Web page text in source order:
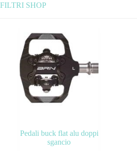
FILTRI SHOP
Categorie prodotto
ABBIGLIAMENTO
ACCESSORI
BICICLETTE
OUTLET
Pedali buck flat alu doppi
sgancio